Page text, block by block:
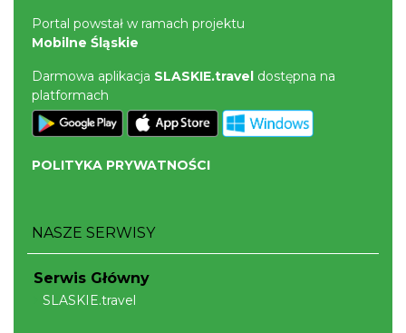
Cieszyn
2026-08-14
0.43 km
Cieszyn
Portal powstał w ramach projektu
Mobilne Śląskie
Darmowa aplikacja SLASKIE.travel dostępna na
platformach
POLITYKA PRYWATNOŚCI
NASZE SERWISY
Serwis Główny
SLASKIE.travel